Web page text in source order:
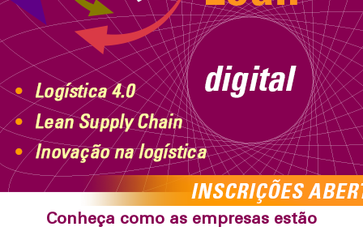
Conheça como as empresas estão